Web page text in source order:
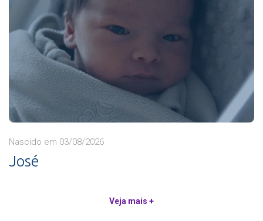
Nascido em 03/08/2026
José
Veja mais +